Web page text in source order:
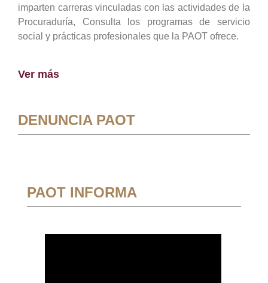
imparten carreras vinculadas con las actividades de la
Procuraduría, Consulta los programas de servicio
social y prácticas profesionales que la PAOT ofrece.
Ver más
DENUNCIA PAOT
PAOT INFORMA